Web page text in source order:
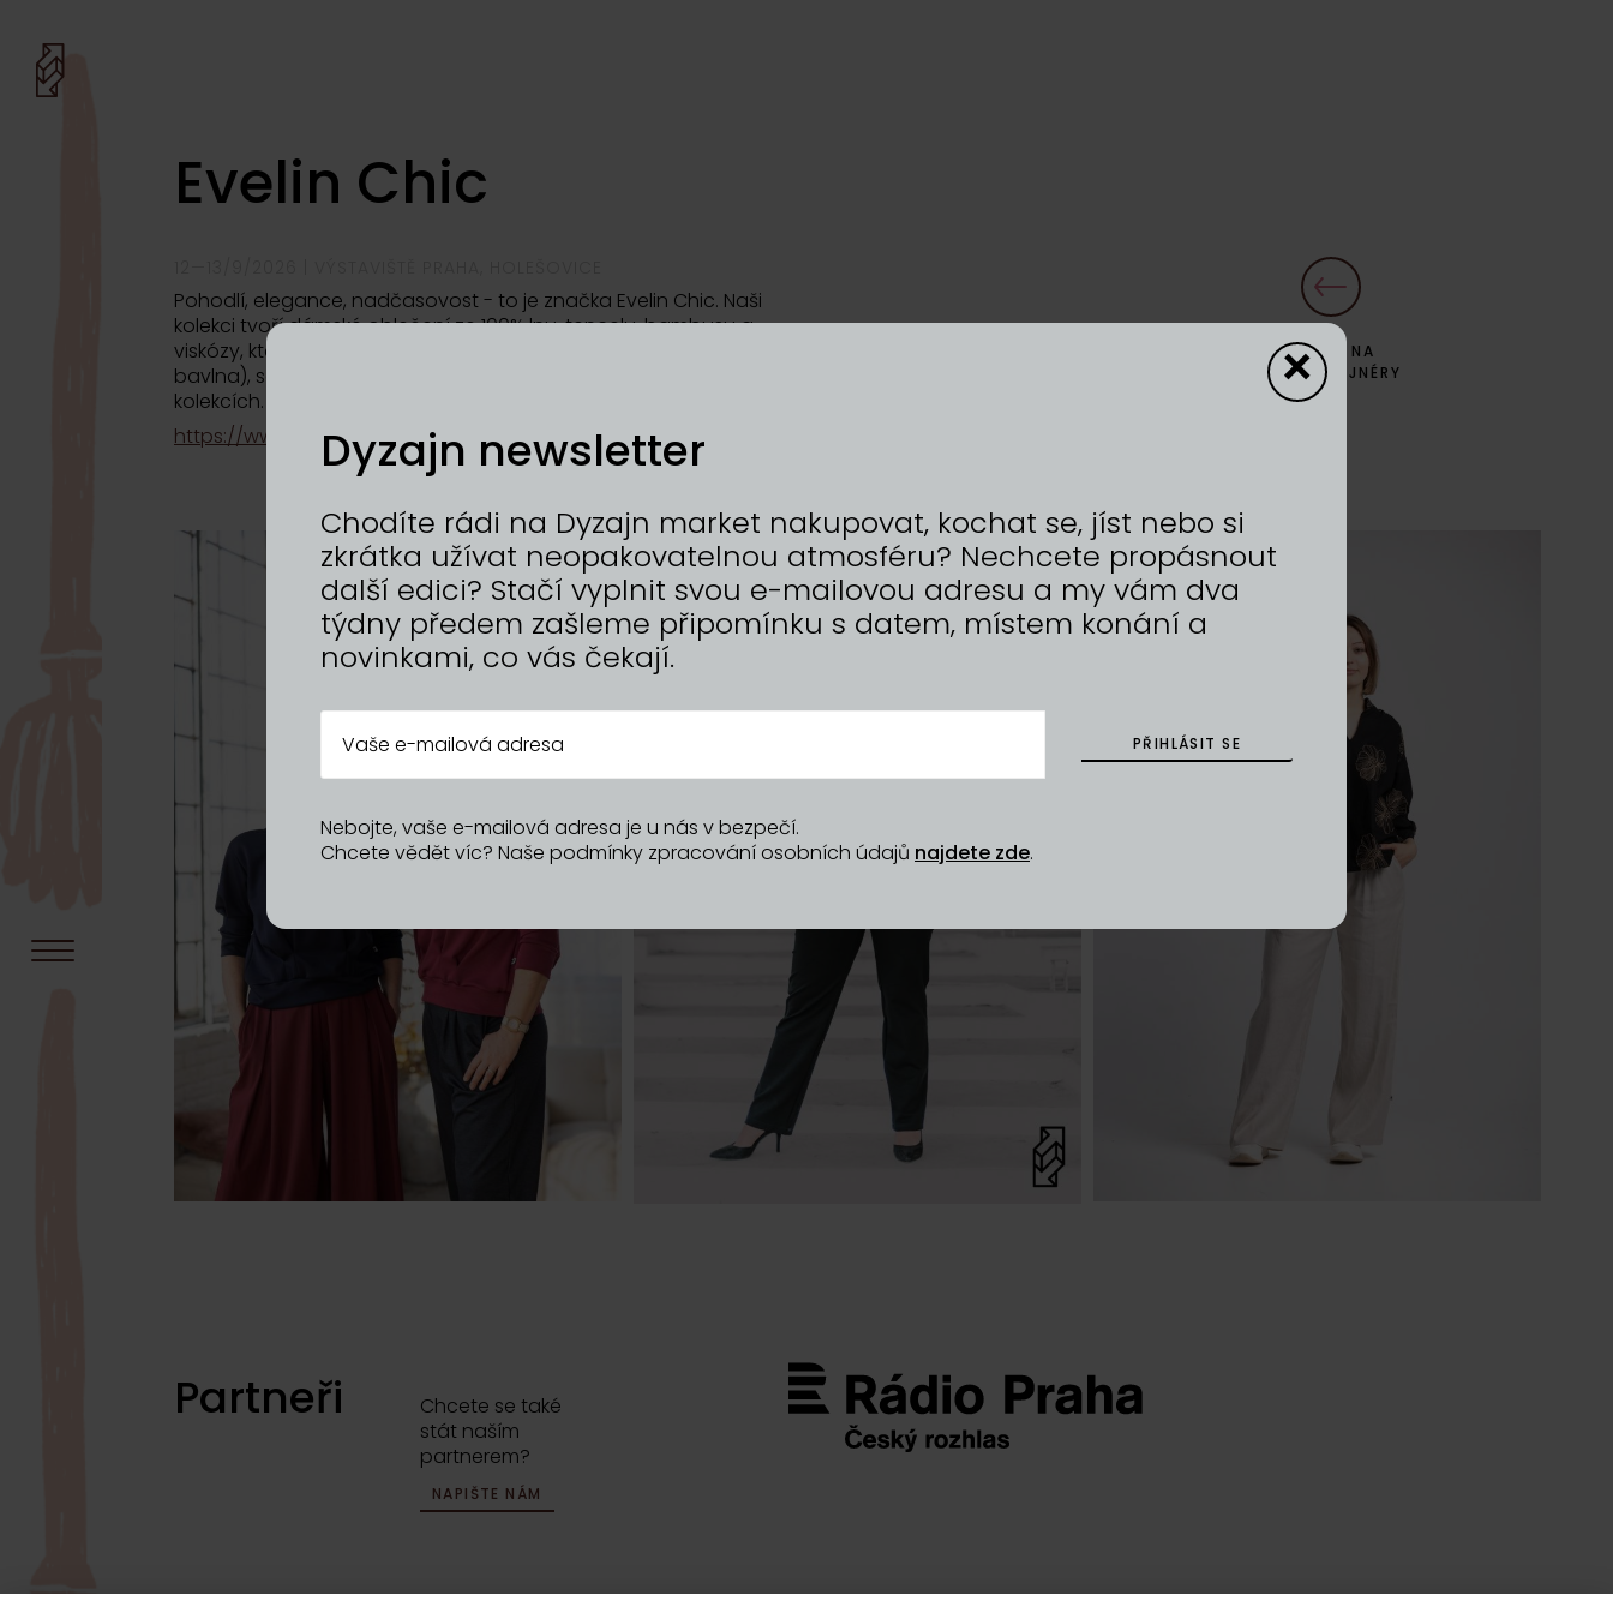
Evelin Chic
Pohodlí, elegance, nadčasovost - to je značka Evelin Chic. Naši
kolekci tvoří dámské oblečení ze 100% lnu, tencelu, bambusu a
viskózy, které v chladnějším období doplňuje vaflovina (100%
bavlna), scuba a vlna s kašmírem. Oblečení tvoříme pouze v malých
kolekcích.
https://www.evelin-chic.cz
ZPĚT NA
DYZAJNÉRY
Partneři
Chcete se také
stát naším
partnerem?
NAPIŠTE NÁM
Dyzajn newsletter
Chodíte rádi na Dyzajn market nakupovat, kochat se, jíst nebo si
zkrátka užívat neopakovatelnou atmosféru? Nechcete propásnout
další edici? Stačí vyplnit svou e-mailovou adresu a my vám dva
týdny předem zašleme připomínku s datem, místem konání a
novinkami, co vás čekají.
PŘIHLÁSIT SE
Nebojte, vaše e-mailová adresa je u nás v bezpečí.
Chcete vědět víc? Naše podmínky zpracování osobních údajů najdete zde.
×